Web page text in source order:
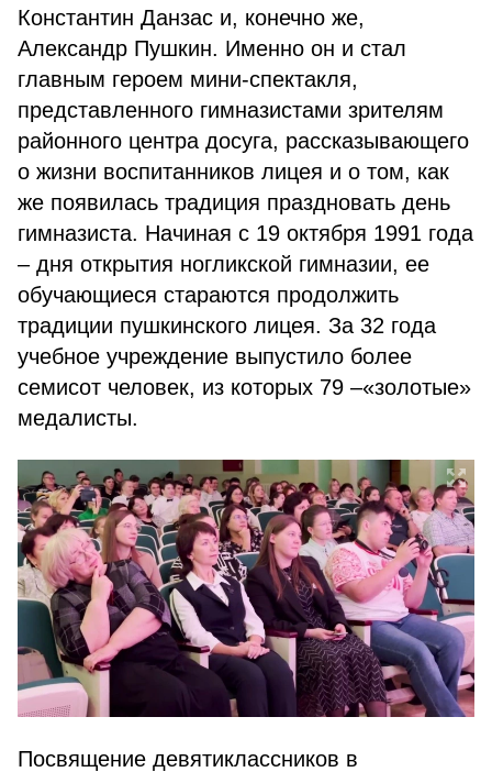
Константин Данзас и, конечно же,
Александр Пушкин. Именно он и стал
главным героем мини-спектакля,
представленного гимназистами зрителям
районного центра досуга, рассказывающего
о жизни воспитанников лицея и о том, как
же появилась традиция праздновать день
гимназиста. Начиная с 19 октября 1991 года
– дня открытия ногликской гимназии, ее
обучающиеся стараются продолжить
традиции пушкинского лицея. За 32 года
учебное учреждение выпустило более
семисот человек, из которых 79 –«золотые»
медалисты.
Посвящение девятиклассников в